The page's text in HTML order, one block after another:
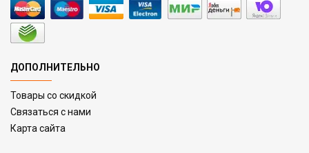
ДОПОЛНИТЕЛЬНО
Товары со скидкой
Связаться с нами
Карта сайта